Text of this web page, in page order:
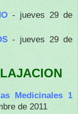
- jueves 29 de
- jueves 29 de
Medicinales 1
de 2011